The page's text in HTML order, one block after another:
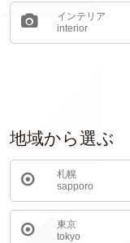
インテリア
interior
地域から選ぶ
札幌
sapporo
東京
tokyo